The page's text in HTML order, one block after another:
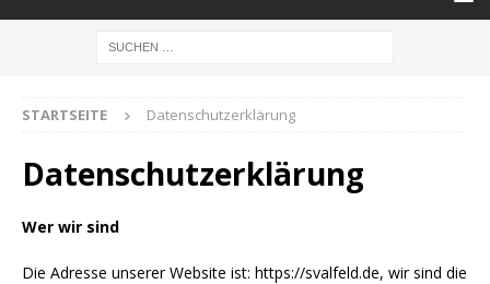
STARTSEITE Datenschutzerklärung
Datenschutzerklärung
Wer wir sind
Die Adresse unserer Website ist: https://svalfeld.de, wir sind die